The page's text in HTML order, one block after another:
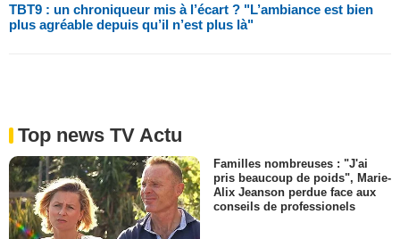
TBT9 : un chroniqueur mis à l’écart ? "L’ambiance est bien
plus agréable depuis qu’il n’est plus là"
Top news TV Actu
Familles nombreuses : "J'ai
pris beaucoup de poids", Marie-
Alix Jeanson perdue face aux
conseils de professionels